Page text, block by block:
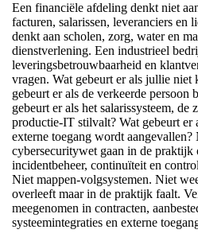
Een financiële afdeling denkt niet
facturen, salarissen, leveranciers en
denkt aan scholen, zorg, water en
dienstverlening. Een industrieel
leveringsbetrouwbaarheid en
vragen. Wat gebeurt er als jullie niet
gebeurt er als de verkeerde persoon
gebeurt er als het salarissysteem, de
productie-IT stilvalt? Wat gebeurt er
externe toegang wordt
cybersecuritywet gaan in de praktijk
incidentbeheer, continuïteit en
Niet mappen-volgsystemen. Niet
overleeft maar in de praktijk faalt.
meegenomen in contracten,
systeemintegraties en externe